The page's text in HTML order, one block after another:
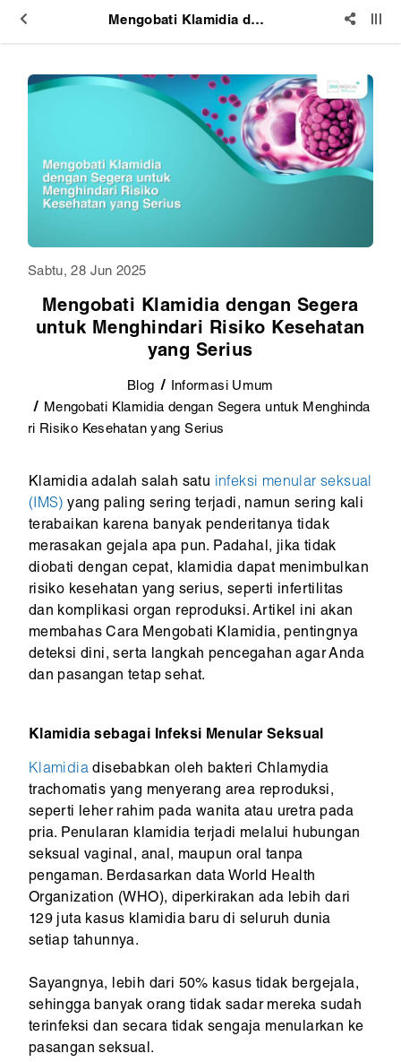
Mengobati Klamidia dengan Segera untuk Menghindari Risiko Kesehatan yang Serius
Sabtu, 28 Jun 2025
Mengobati Klamidia dengan Segera
untuk Menghindari Risiko Kesehatan
yang Serius
Blog
Informasi Umum
Mengobati Klamidia dengan Segera untuk Menghinda
ri Risiko Kesehatan yang Serius
Klamidia adalah salah satu infeksi menular seksual
(IMS) yang paling sering terjadi, namun sering kali
terabaikan karena banyak penderitanya tidak
merasakan gejala apa pun. Padahal, jika tidak
diobati dengan cepat, klamidia dapat menimbulkan
risiko kesehatan yang serius, seperti infertilitas
dan komplikasi organ reproduksi. Artikel ini akan
membahas Cara Mengobati Klamidia, pentingnya
deteksi dini, serta langkah pencegahan agar Anda
dan pasangan tetap sehat.
Klamidia sebagai Infeksi Menular Seksual
Klamidiadisebabkan oleh bakteri Chlamydia
trachomatis yang menyerang area reproduksi,
seperti leher rahim pada wanita atau uretra pada
pria. Penularan klamidia terjadi melalui hubungan
seksual vaginal, anal, maupun oral tanpa
pengaman. Berdasarkan data World Health
Organization (WHO), diperkirakan ada lebih dari
129 juta kasus klamidia baru di seluruh dunia
setiap tahunnya.
Sayangnya, lebih dari 50% kasus tidak bergejala,
sehingga banyak orang tidak sadar mereka sudah
terinfeksi dan secara tidak sengaja menularkan ke
pasangan seksual.